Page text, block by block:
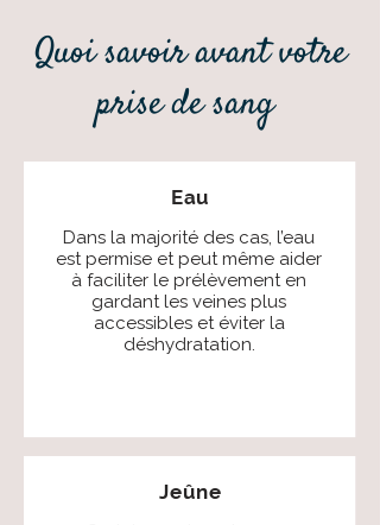
Quoi savoir avant votre
prise de sang
Eau
Dans la majorité des cas, l’eau
est permise et peut même aider
à faciliter le prélèvement en
gardant les veines plus
accessibles et éviter la
déshydratation.
Jeûne